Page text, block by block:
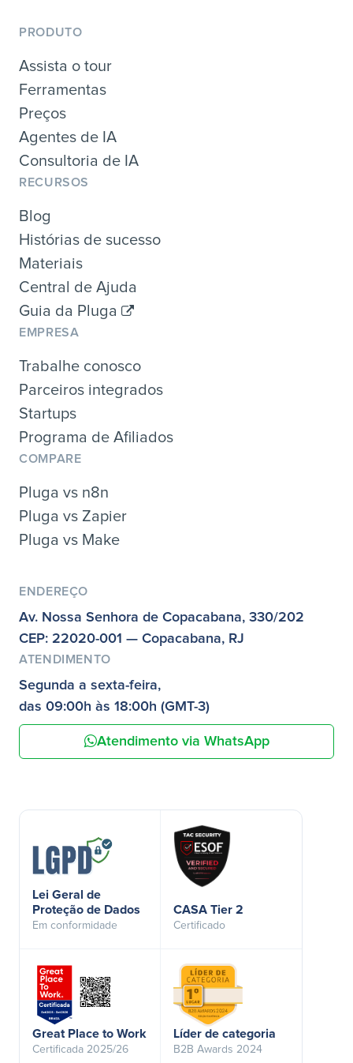
PRODUTO
Assista o tour
Ferramentas
Preços
Agentes de IA
Consultoria de IA
RECURSOS
Blog
Histórias de sucesso
Materiais
Central de Ajuda
Guia da Pluga
EMPRESA
Trabalhe conosco
Parceiros integrados
Startups
Programa de Afiliados
COMPARE
Pluga vs n8n
Pluga vs Zapier
Pluga vs Make
ENDEREÇO
Av. Nossa Senhora de Copacabana, 330/202
CEP: 22020-001 — Copacabana, RJ
ATENDIMENTO
Segunda a sexta-feira,
das 09:00h às 18:00h (GMT-3)
Atendimento via WhatsApp
Lei Geral de
Proteção de Dados
Em conformidade
CASA Tier 2
Certificado
Great Place to Work
Certificada 2025/26
Líder de categoria
B2B Awards 2024